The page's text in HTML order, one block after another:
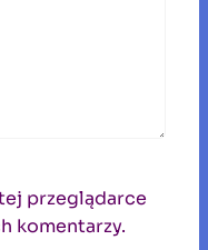
przeglądarce
komentarzy.